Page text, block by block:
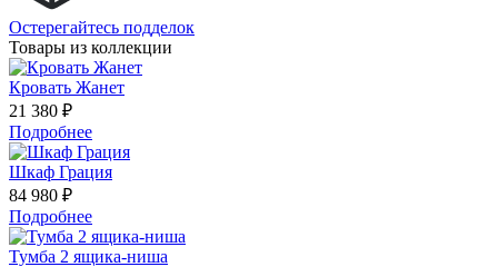
Остерегайтесь подделок
Товары из коллекции
Кровать Жанет
21 380 ₽
Подробнее
Шкаф Грация
84 980 ₽
Подробнее
Тумба 2 ящика-ниша